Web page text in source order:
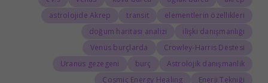
elementlerin özellikleri
transit
astrolojide Akrep
ilişki danışmanlığı
doğum haritası analizi
Crowley-Harris Destesi
Venüs burçlarda
Astrolojik danışmanlık
burç
Uranüs gezegeni
Enerji Tekniği
Cosmic Energy Healing